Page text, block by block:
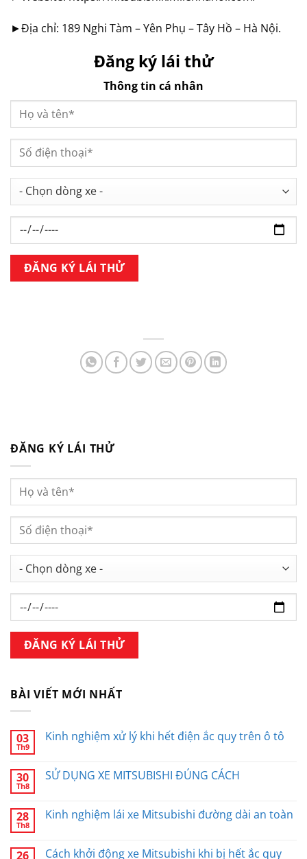
►Địa chỉ: 189 Nghi Tàm – Yên Phụ – Tây Hồ – Hà Nội.
Đăng ký lái thử
Thông tin cá nhân
ĐĂNG KÝ LÁI THỬ
BÀI VIẾT MỚI NHẤT
03
Th9
Kinh nghiệm xử lý khi hết điện ắc quy trên ô tô
30
Th8
SỬ DỤNG XE MITSUBISHI ĐÚNG CÁCH
28
Th8
Kinh nghiệm lái xe Mitsubishi đường dài an toàn
26 Cách khởi động xe Mitsubishi khi bị hết ắc quy